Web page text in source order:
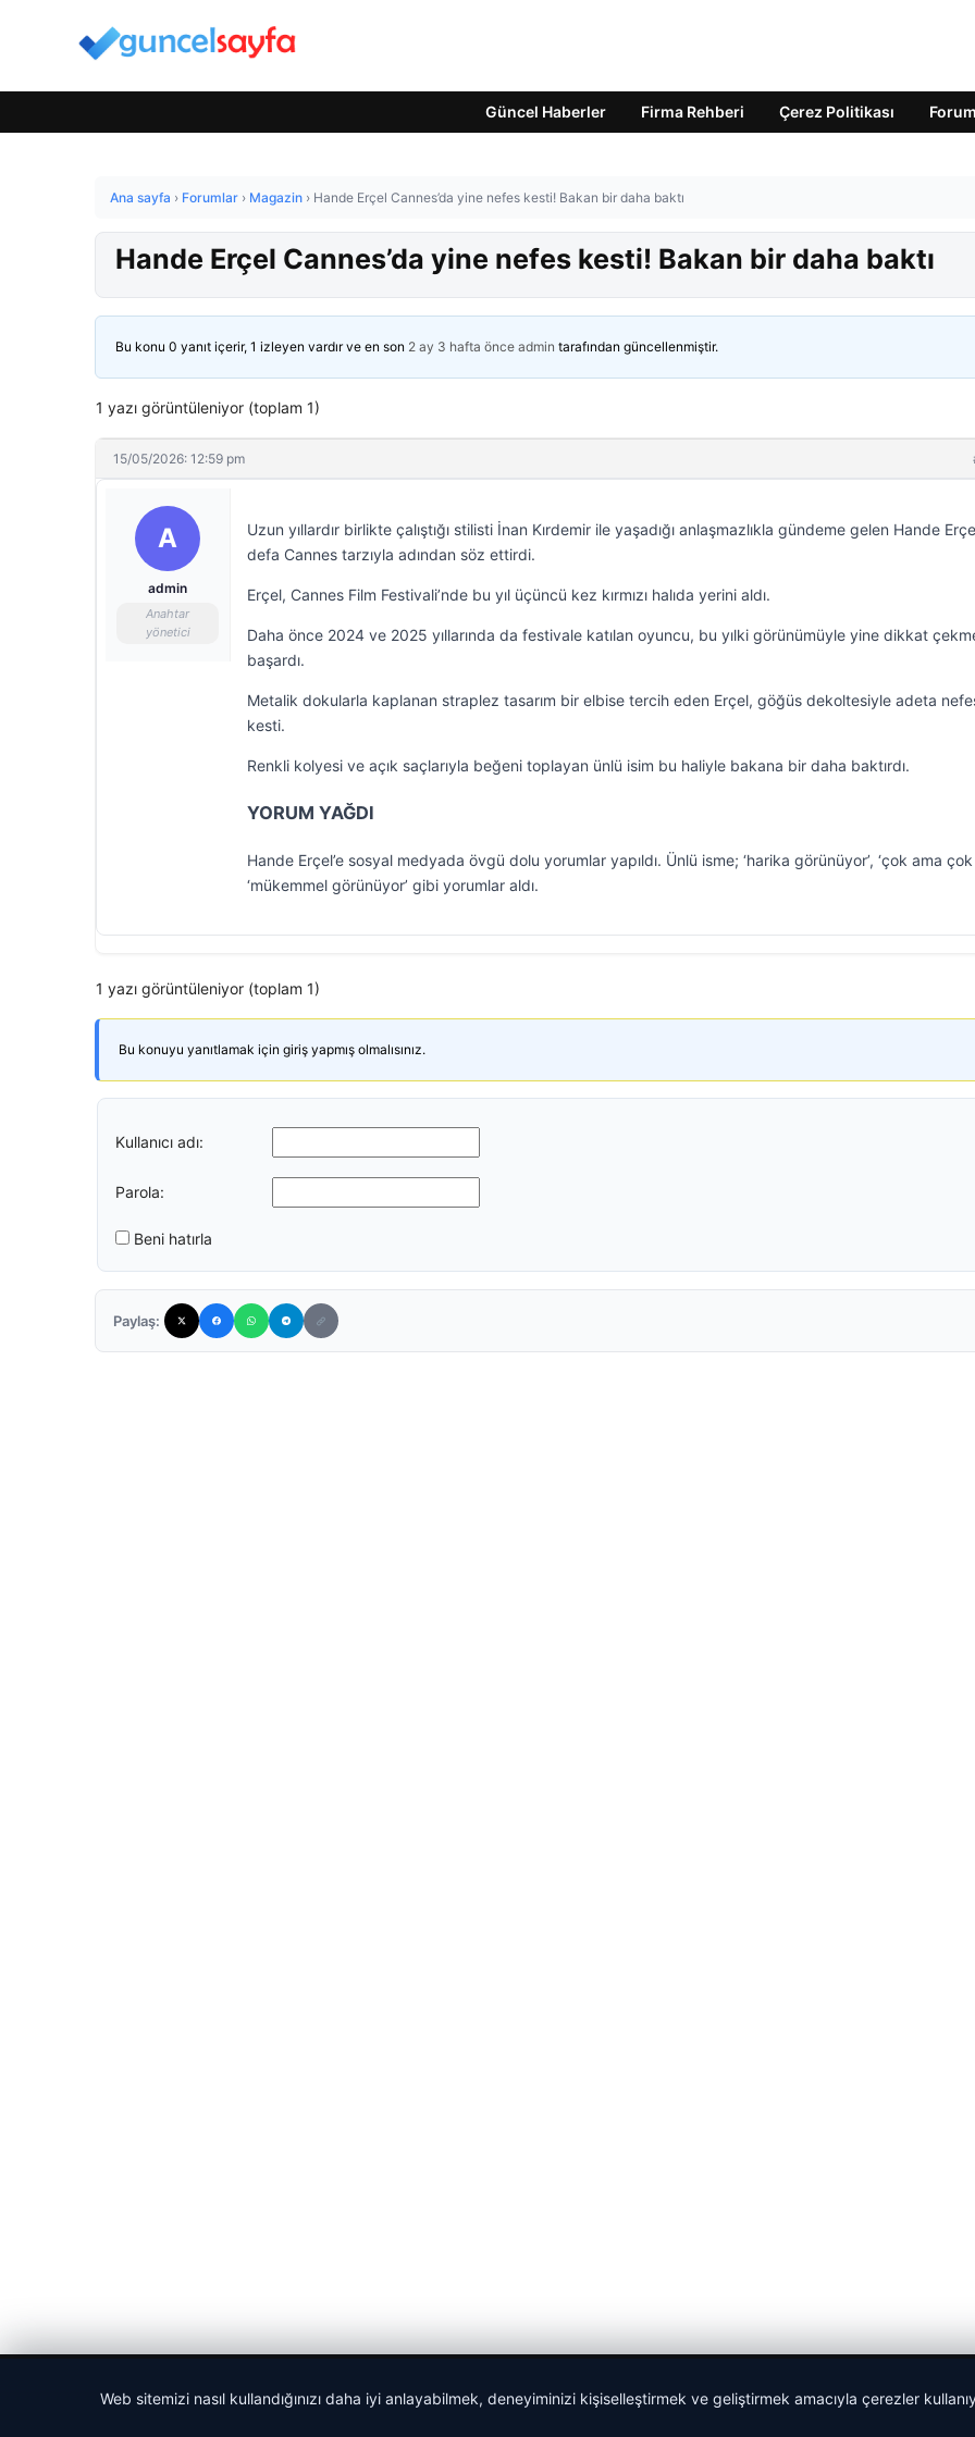
Güncel Haberler Firma Rehberi Çerez Politikası Forum
Ana sayfa › Forumlar › Magazin › Hande Erçel Cannes’da yine nefes kesti! Bakan bir daha baktı
Hande Erçel Cannes’da yine nefes kesti! Bakan bir daha baktı
Bu konu 0 yanıt içerir, 1 izleyen vardır ve en son 2 ay 3 hafta önce admin tarafından güncellenmiştir.
1 yazı görüntüleniyor (toplam 1)
15/05/2026: 12:59 pm
A
admin
Anahtar
yönetici
Uzun yıllardır birlikte çalıştığı stilisti İnan Kırdemir ile yaşadığı anlaşmazlıkla gündeme gelen Hande
defa Cannes tarzıyla adından söz ettirdi.
Erçel, Cannes Film Festivali’nde bu yıl üçüncü kez kırmızı halıda yerini aldı.
Daha önce 2024 ve 2025 yıllarında da festivale katılan oyuncu, bu yılki görünümüyle yine dikkat
başardı.
Metalik dokularla kaplanan straplez tasarım bir elbise tercih eden Erçel, göğüs dekoltesiyle adeta
kesti.
Renkli kolyesi ve açık saçlarıyla beğeni toplayan ünlü isim bu haliyle bakana bir daha baktırdı.
YORUM YAĞDI
Hande Erçel’e sosyal medyada övgü dolu yorumlar yapıldı. Ünlü isme; ‘harika görünüyor’, ‘çok ama çok
‘mükemmel görünüyor’ gibi yorumlar aldı.
1 yazı görüntüleniyor (toplam 1)
Bu konuyu yanıtlamak için giriş yapmış olmalısınız.
Kullanıcı adı:
Parola:
Beni hatırla
Paylaş:
Web sitemizi nasıl kullandığınızı daha iyi anlayabilmek, deneyiminizi kişiselleştirmek ve geliştirmek amacıyla çerezler